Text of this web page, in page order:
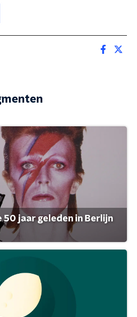
50 jaar geleden in Berlijn